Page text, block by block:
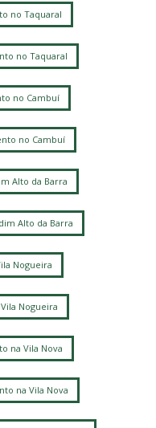
no Taquaral
no Taquaral
no Cambuí
no Cambuí
Alto da Barra
Alto da Barra
Nogueira
Nogueira
na Vila Nova
na Vila Nova